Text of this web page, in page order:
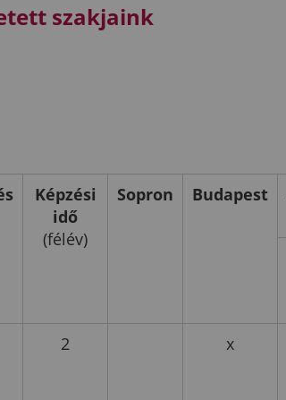
szakjaink
Képzési
idő
(félév)
Sopron Budapest
2 x